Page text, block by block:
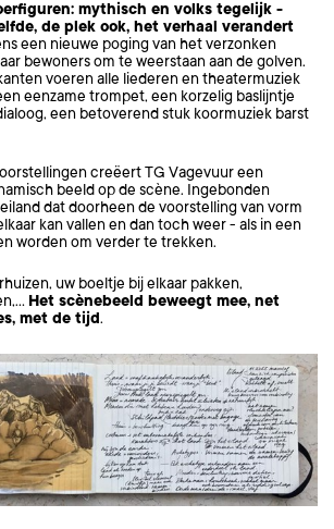
mythisch en volks tegelijk -
de plek ook, het verhaal verandert
een nieuwe poging van het verzonken
bewoners om te weerstaan aan de golven.
voeren alle liederen en theatermuziek
eenzame trompet, een korzelig baslijntje
een betoverend stuk koormuziek barst
creëert TG Vagevuur een
beeld op de scène. Ingebonden
dat doorheen de voorstelling van vorm
kan vallen en dan toch weer - als in een
worden om verder te trekken.
uw boeltje bij elkaar pakken,
Het scènebeeld beweegt mee, net
met de tijd.